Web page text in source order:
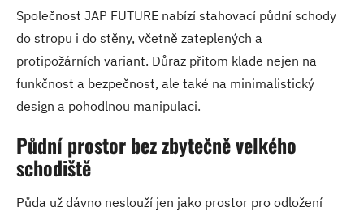
Společnost JAP FUTURE nabízí stahovací půdní schody
do stropu i do stěny, včetně zateplených a
protipožárních variant. Důraz přitom klade nejen na
funkčnost a bezpečnost, ale také na minimalistický
design a pohodlnou manipulaci.
Půdní prostor bez zbytečně velkého
schodiště
Půda už dávno neslouží jen jako prostor pro odložení